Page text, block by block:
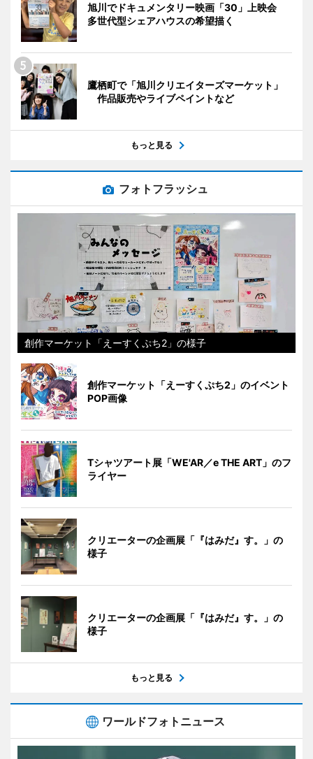
旭川でドキュメンタリー映画「30」上映会
多世代型シェアハウスの希望描く
鷹栖町で「旭川クリエイターズマーケット」
作品販売やライブペイントなど
もっと見る
フォトフラッシュ
創作マーケット「えーすくぷち2」の様子
創作マーケット「えーすくぷち2」のイベント
POP画像
Tシャツアート展「WE'AR／e THE ART」のフ
ライヤー
クリエーターの企画展「『はみだ』す。」の
様子
クリエーターの企画展「『はみだ』す。」の
様子
もっと見る
ワールドフォトニュース